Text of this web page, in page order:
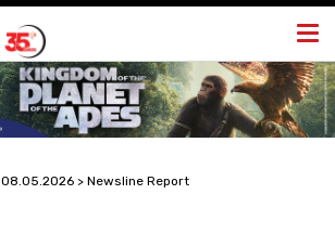
08.05.2026 > Newsline Report